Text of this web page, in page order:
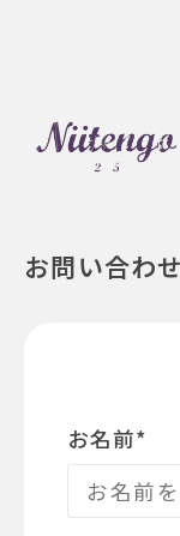
お問い合わせ
お名前*